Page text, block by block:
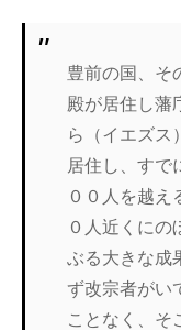
豊前の国、そ
殿が居住し藩
ら（イエズス
居住し、すで
００人を越え
０人近くにの
ぶる大きな成
ず改宗者がい
ことなく、そ